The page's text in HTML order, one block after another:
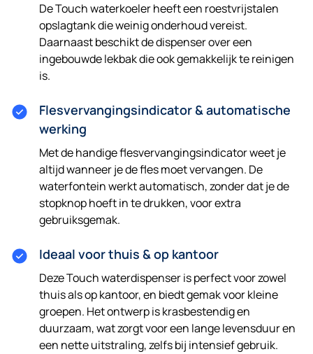
De Touch waterkoeler heeft een roestvrijstalen
opslagtank die weinig onderhoud vereist.
Daarnaast beschikt de dispenser over een
ingebouwde lekbak die ook gemakkelijk te reinigen
is.
Flesvervangingsindicator & automatische
werking
Met de handige flesvervangingsindicator weet je
altijd wanneer je de fles moet vervangen. De
waterfontein werkt automatisch, zonder dat je de
stopknop hoeft in te drukken, voor extra
gebruiksgemak.
Ideaal voor thuis & op kantoor
Deze Touch waterdispenser is perfect voor zowel
thuis als op kantoor, en biedt gemak voor kleine
groepen. Het ontwerp is krasbestendig en
duurzaam, wat zorgt voor een lange levensduur en
een nette uitstraling, zelfs bij intensief gebruik.